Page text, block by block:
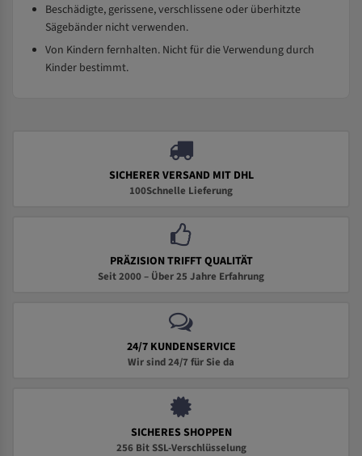
Beschädigte, gerissene, verschlissene oder überhitzte
Sägebänder nicht verwenden.
Von Kindern fernhalten. Nicht für die Verwendung durch
Kinder bestimmt.
SICHERER VERSAND MIT DHL
100Schnelle Lieferung
PRÄZISION TRIFFT QUALITÄT
Seit 2000 – Über 25 Jahre Erfahrung
24/7 KUNDENSERVICE
Wir sind 24/7 für Sie da
SICHERES SHOPPEN
256 Bit SSL-Verschlüsselung